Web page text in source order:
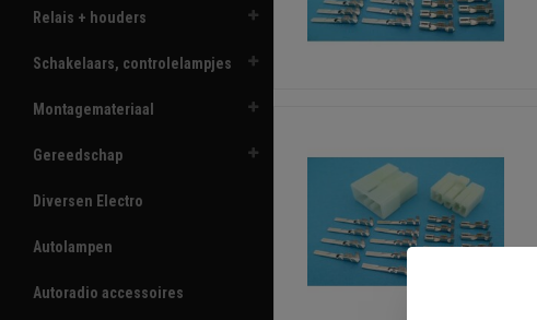
Relais + houders
Schakelaars, controlelampjes
Montagemateriaal
Gereedschap
Diversen Electro
Autolampen
Autoradio accessoires